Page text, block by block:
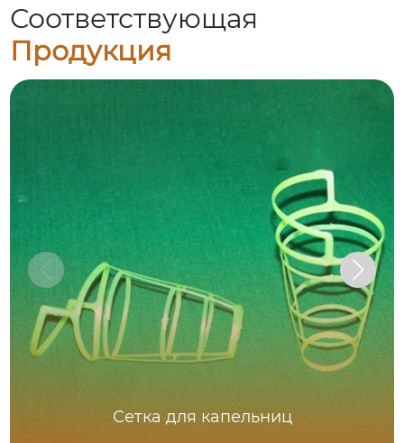
Соответствующая
Продукция
Сетка для капельниц